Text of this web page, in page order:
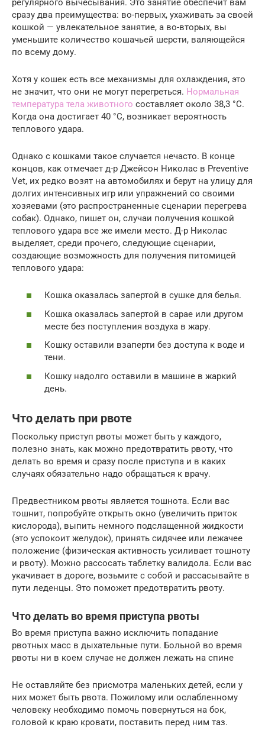
регулярного вычесывания. Это занятие обеспечит вам
сразу два преимущества: во-первых, ухаживать за своей
кошкой — увлекательное занятие, а во-вторых, вы
уменьшите количество кошачьей шерсти, валяющейся
по всему дому.
Хотя у кошек есть все механизмы для охлаждения, это
не значит, что они не могут перегреться. Нормальная
температура тела животного составляет около 38,3 °C.
Когда она достигает 40 °C, возникает вероятность
теплового удара.
Однако с кошками такое случается нечасто. В конце
концов, как отмечает д-р Джейсон Николас в Preventive
Vet, их редко возят на автомобилях и берут на улицу для
долгих интенсивных игр или упражнений со своими
хозяевами (это распространенные сценарии перегрева
собак). Однако, пишет он, случаи получения кошкой
теплового удара все же имели место. Д-р Николас
выделяет, среди прочего, следующие сценарии,
создающие возможность для получения питомицей
теплового удара:
Кошка оказалась запертой в сушке для белья.
Кошка оказалась запертой в сарае или другом
месте без поступления воздуха в жару.
Кошку оставили взаперти без доступа к воде и
тени.
Кошку надолго оставили в машине в жаркий
день.
Что делать при рвоте
Поскольку приступ рвоты может быть у каждого,
полезно знать, как можно предотвратить рвоту, что
делать во время и сразу после приступа и в каких
случаях обязательно надо обращаться к врачу.
Предвестником рвоты является тошнота. Если вас
тошнит, попробуйте открыть окно (увеличить приток
кислорода), выпить немного подслащенной жидкости
(это успокоит желудок), принять сидячее или лежачее
положение (физическая активность усиливает тошноту
и рвоту). Можно рассосать таблетку валидола. Если вас
укачивает в дороге, возьмите с собой и рассасывайте в
пути леденцы. Это поможет предотвратить рвоту.
Что делать во время приступа рвоты
Во время приступа важно исключить попадание
рвотных масс в дыхательные пути. Больной во время
рвоты ни в коем случае не должен лежать на спине
Не оставляйте без присмотра маленьких детей, если у
них может быть рвота. Пожилому или ослабленному
человеку необходимо помочь повернуться на бок,
головой к краю кровати, поставить перед ним таз.